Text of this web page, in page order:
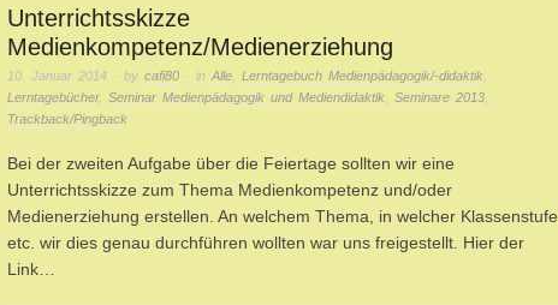
Unterrichtsskizze
Medienkompetenz/Medienerziehung
10. Januar 2014 · by cafi80 · in Alle Lerntagebuch Medienpädagogik/-didaktik
Lerntagebücher, Seminar Medienpädagogik und Mediendidaktik Seminare 2013
Trackback/Pingback
Bei der zweiten Aufgabe über die Feiertage sollten wir eine
Unterrichtsskizze zum Thema Medienkompetenz und/oder
Medienerziehung erstellen. An welchem Thema, in welcher Klassenstufe,
etc. wir dies genau durchführen wollten war uns freigestellt. Hier der
Link…